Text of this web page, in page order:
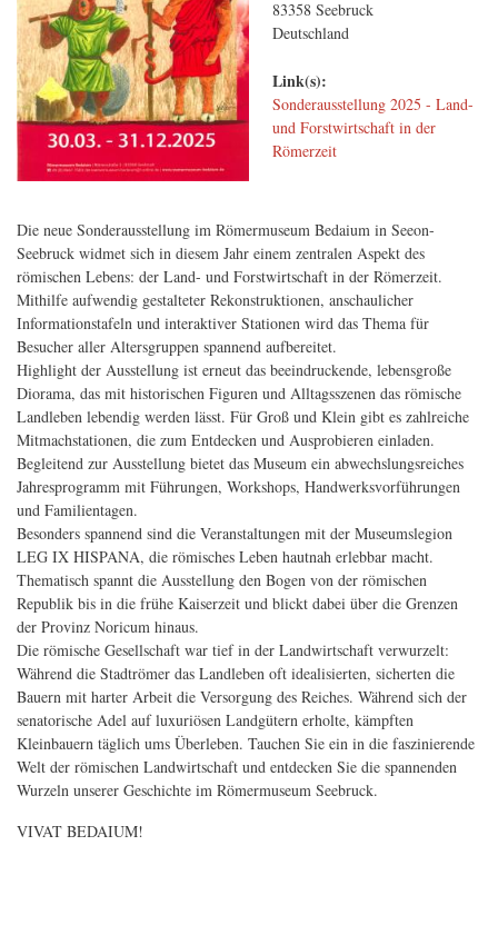
Inndamm bei Pfaffenhofen
Gilching
Koordination
Projektbeschreibung
Thementafel
83358 Seebruck
Deutschland
Link(s):
Sonderausstellung 2025 - Land-
und Forstwirtschaft in der
Römerzeit
Die neue Sonderausstellung im Römermuseum Bedaium in Seeon-
Seebruck widmet sich in diesem Jahr einem zentralen Aspekt des
römischen Lebens: der Land- und Forstwirtschaft in der Römerzeit.
Mithilfe aufwendig gestalteter Rekonstruktionen, anschaulicher
Informationstafeln und interaktiver Stationen wird das Thema für
Besucher aller Altersgruppen spannend aufbereitet.
Highlight der Ausstellung ist erneut das beeindruckende, lebensgroße
Diorama, das mit historischen Figuren und Alltagsszenen das römische
Landleben lebendig werden lässt. Für Groß und Klein gibt es zahlreiche
Mitmachstationen, die zum Entdecken und Ausprobieren einladen.
Begleitend zur Ausstellung bietet das Museum ein abwechslungsreiches
Jahresprogramm mit Führungen, Workshops, Handwerksvorführungen
und Familientagen.
Besonders spannend sind die Veranstaltungen mit der Museumslegion
LEG IX HISPANA, die römisches Leben hautnah erlebbar macht.
Thematisch spannt die Ausstellung den Bogen von der römischen
Republik bis in die frühe Kaiserzeit und blickt dabei über die Grenzen
der Provinz Noricum hinaus.
Die römische Gesellschaft war tief in der Landwirtschaft verwurzelt:
Während die Stadtrömer das Landleben oft idealisierten, sicherten die
Bauern mit harter Arbeit die Versorgung des Reiches. Während sich der
senatorische Adel auf luxuriösen Landgütern erholte, kämpften
Kleinbauern täglich ums Überleben. Tauchen Sie ein in die faszinierende
Welt der römischen Landwirtschaft und entdecken Sie die spannenden
Wurzeln unserer Geschichte im Römermuseum Seebruck.
VIVAT BEDAIUM!